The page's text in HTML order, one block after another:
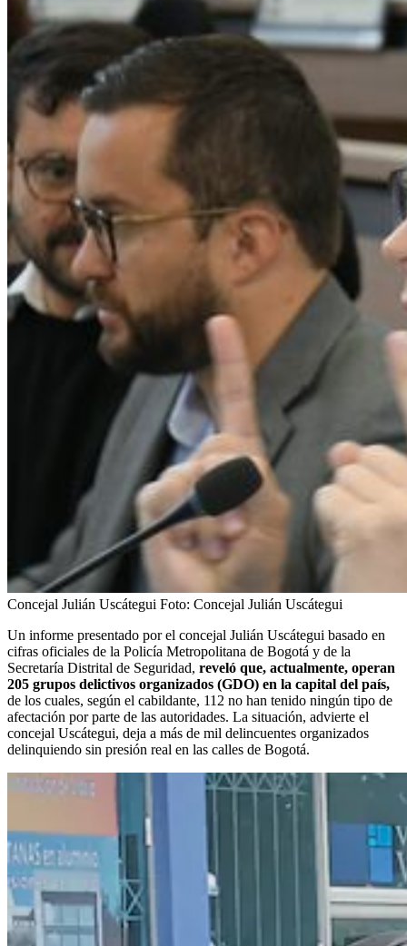
Concejal Julián Uscátegui Foto: Concejal Julián Uscátegui
Un informe presentado por el concejal Julián Uscátegui basado en
cifras oficiales de la Policía Metropolitana de Bogotá y de la
Secretaría Distrital de Seguridad, reveló que, actualmente, operan
205 grupos delictivos organizados (GDO) en la capital del país,
de los cuales, según el cabildante, 112 no han tenido ningún tipo de
afectación por parte de las autoridades. La situación, advierte el
concejal Uscátegui, deja a más de mil delincuentes organizados
delinquiendo sin presión real en las calles de Bogotá.